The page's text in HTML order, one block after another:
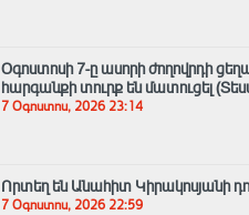
Օգոստոսի 7-ը ասորի ժողովրդի
հարգանքի տուրք են մատուցել
7 Օգոստոս, 2026 23:14
Որտեղ են Անահիտ Կիրակոսյանի
7 Օգոստոս, 2026 22:59